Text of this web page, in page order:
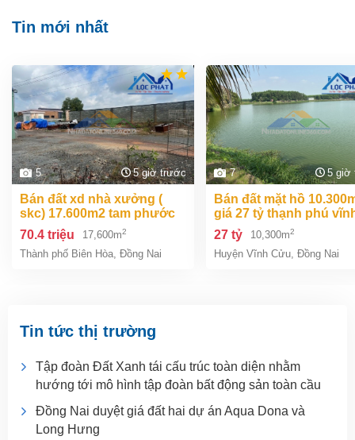
Tin mới nhất
5 5 giờ trước
bán đất xd nhà xưởng (
skc) 17.600m2 tam phước
biên hòa đồng nai giá 70,4
tỷ
70.4 triệu 17,600m2
Thành phố Biên Hòa, Đồng Nai
7 5 giờ
bán đất mặt hồ 10.300m2
giá 27 tỷ thạnh phú
cửu đồng nai.
27 tỷ 10,300m2
Huyện Vĩnh Cửu, Đồng Nai
Tin tức thị trường
Tập đoàn Đất Xanh tái cấu trúc toàn diện nhằm
hướng tới mô hình tập đoàn bất động sản toàn cầu
Đồng Nai duyệt giá đất hai dự án Aqua Dona và
Long Hưng